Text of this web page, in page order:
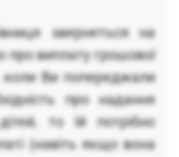
звернеться на
про виплату грошової
коли Ви попереджали
про надання
то їй потрібно
(навіть якщо вона